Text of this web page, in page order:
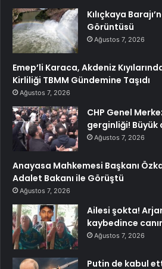
Kılıçkaya
Görüntüsü
Ağustos 7, 2026
Emep’li Karaca, Akdeniz
Kirliliği TBMM Gündemine Taşıdı
Ağustos 7, 2026
CHP Genel
gerginliği! Büyük
Ağustos 7, 2026
Anayasa Mahkemesi Başkanı
Adalet Bakanı ile Görüştü
Ağustos 7, 2026
Ailesi şokta!
kaybedince
Ağustos 7, 2026
Putin de kabul